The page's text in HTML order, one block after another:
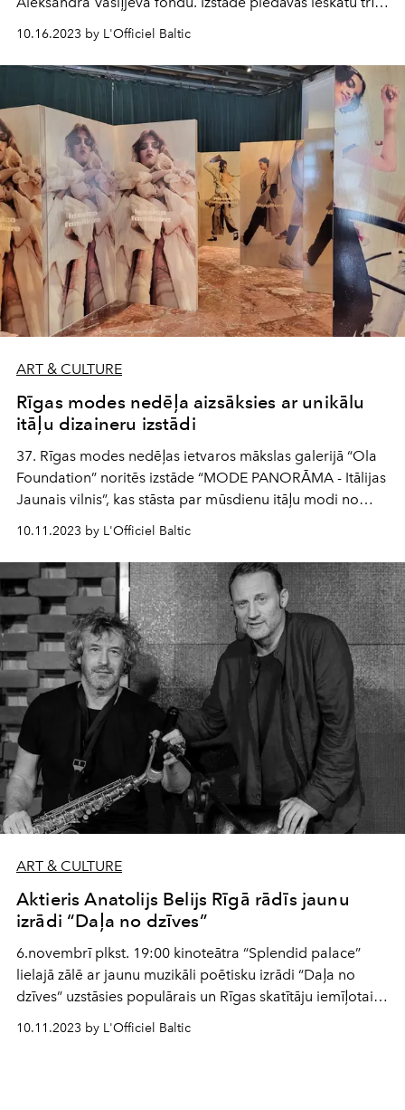
visu laiku ietekmīgāko krāsu uztverē un vēsturē, skatītu
caur modes prizmu. Eksponāti aptvers laikposmu no
19. gadsimta līdz pat mūsdienām.
10.16.2023 by L'Officiel Baltic
ART & CULTURE
Rīgas modes nedēļa aizsāksies ar unikālu
itāļu dizaineru izstādi
37. Rīgas modes nedēļas ietvaros mākslas galerijā “Ola
Foundation” noritēs izstāde “MODE PANORĀMA - Itālijas
Jaunais vilnis”, kas stāsta par mūsdienu itāļu modi no
desmit jauno dizaineru skatu punkta – šie mākslinieki
izvēlēti viņu unikālās perspektīvas un nestandarta
radošās pieejas dēļ. Izstāde noritēs sadarbībā ar Itālijas
Ārlietu un starptautiskās sadarbības ministriju, kā arī ar
žurnālu Vogue Italia.
10.11.2023 by L'Officiel Baltic
ART & CULTURE
Aktieris Anatolijs Belijs Rīgā rādīs jaunu
izrādi “Daļa no dzīves”
6.novembrī plkst. 19:00 kinoteātra “Splendid palace”
lielajā zālē ar jaunu muzikāli poētisku izrādi “Daļa no
dzīves” uzstāsies populārais un Rīgas skatītāju iemīļotais
aktieris Anatolijs Belijs. Šajā vakarā izskanēs trīs dižu XX
gs. dzejnieku – Osipa Mandelštama, Borisa Pasternaka
10.11.2023 by L'Officiel Baltic